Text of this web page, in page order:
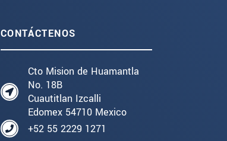
CONTÁCTENOS
Cto Mision de Huamantla
No. 18B
Cuautitlan Izcalli
Edomex 54710 Mexico
+52 55 2229 1271